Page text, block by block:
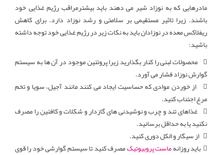
مادرهایی که به نوزاد شیر می دهند باید بیشترمراقب رژیم غذایی خود
باشند. زیرا تاثیر مستقیمی بر سلامتی و رشد نوزاد دارد. برای کاهش
ریفلاکس معده در نوزادان باید به نکات زیر در رژیم غذایی خود توجه داشته
باشید:
 محصولات لبنی را کنار بگذارید زیرا پروتئین موجود در آن ها به سیستم
گوارش نوزاد فشار می آورد.
 از خوردن موادی که حساسیت ایجاد می کنند مانند آجیل، سویا و تخم
مرغ اجتناب کنید.
 غذاهای تند و چرب و نوشیدنی های گازدار و شکلات و کافئین را مصرف
نکنید یا به حداقل برسانید.
 از سیگار و الکل دوری کنید.
 باید روزانه
ماست پروبیوتیکمصرف کنید تا سیستم گوارشی خود را قوی